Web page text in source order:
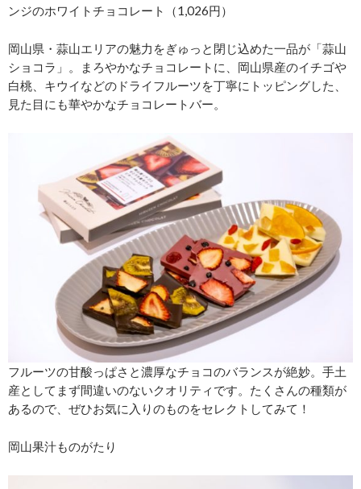
ンジのホワイトチョコレート（1,026円）
岡山県・蒜山エリアの魅力をぎゅっと閉じ込めた一品が「蒜山
ショコラ」。まろやかなチョコレートに、岡山県産のイチゴや
白桃、キウイなどのドライフルーツを丁寧にトッピングした、
見た目にも華やかなチョコレートバー。
フルーツの甘酸っぱさと濃厚なチョコのバランスが絶妙。手土
産としてまず間違いのないクオリティです。たくさんの種類が
あるので、ぜひお気に入りのものをセレクトしてみて！
岡山果汁ものがたり